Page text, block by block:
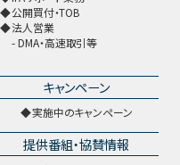
公開買付・TOB
法人営業
DMA・高速取引等
キャンペーン
実施中のキャンペーン
提供番組・協賛情報